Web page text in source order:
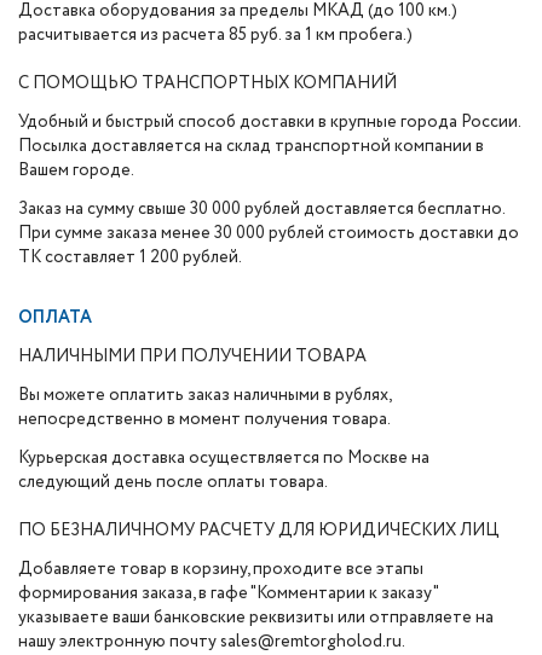
Доставка оборудования за пределы МКАД (до 100 км.)
расчитывается из расчета 85 руб. за 1 км пробега.)
С ПОМОЩЬЮ ТРАНСПОРТНЫХ КОМПАНИЙ
Удобный и быстрый способ доставки в крупные города России.
Посылка доставляется на склад транспортной компании в
Вашем городе.
Заказ на сумму свыше 30 000 рублей доставляется бесплатно.
При сумме заказа менее 30 000 рублей стоимость доставки до
ТК составляет 1 200 рублей.
ОПЛАТА
НАЛИЧНЫМИ ПРИ ПОЛУЧЕНИИ ТОВАРА
Вы можете оплатить заказ наличными в рублях,
непосредственно в момент получения товара.
Курьерская доставка осуществляется по Москве на
следующий день после оплаты товара.
ПО БЕЗНАЛИЧНОМУ РАСЧЕТУ ДЛЯ ЮРИДИЧЕСКИХ ЛИЦ
Добавляете товар в корзину, проходите все этапы
формирования заказа, в гафе "Комментарии к заказу"
указываете ваши банковские реквизиты или отправляете на
нашу электронную почту sales@remtorgholod.ru.